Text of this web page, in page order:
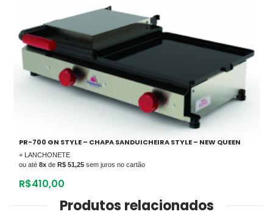
PR-700 GN STYLE – CHAPA SANDUICHEIRA STYLE – NEW QUEEN
+ LANCHONETE
ou até 8x de R$ 51,25 sem juros no cartão
R$410,00
Produtos relacionados